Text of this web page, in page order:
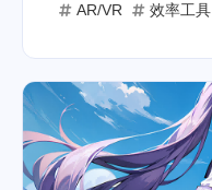
AR/VR 效率工具